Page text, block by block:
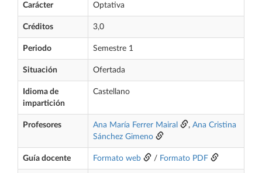
Carácter Optativa
Créditos 3,0
Periodo Semestre 1
Situación Ofertada
Idioma de
impartición
Castellano
Profesores Ana María Ferrer Mairal , Ana Cristina
Sánchez Gimeno
Guía docente Formato web / Formato PDF